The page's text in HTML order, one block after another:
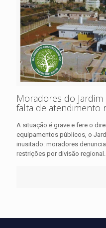
Moradores do
falta de atendimento
A situação é grave e fere o
equipamentos públicos, o
inusitado: moradores
restrições por divisão regional.